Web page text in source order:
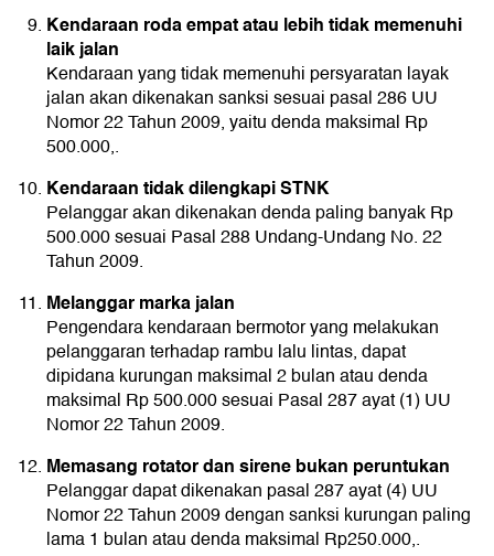
Kendaraan roda empat atau lebih tidak memenuhi
laik jalan
Kendaraan yang tidak memenuhi persyaratan layak
jalan akan dikenakan sanksi sesuai pasal 286 UU
Nomor 22 Tahun 2009, yaitu denda maksimal Rp
500.000,.
Kendaraan tidak dilengkapi STNK
Pelanggar akan dikenakan denda paling banyak Rp
500.000 sesuai Pasal 288 Undang-Undang No. 22
Tahun 2009.
Melanggar marka jalan
Pengendara kendaraan bermotor yang melakukan
pelanggaran terhadap rambu lalu lintas, dapat
dipidana kurungan maksimal 2 bulan atau denda
maksimal Rp 500.000 sesuai Pasal 287 ayat (1) UU
Nomor 22 Tahun 2009.
Memasang rotator dan sirene bukan peruntukan
Pelanggar dapat dikenakan pasal 287 ayat (4) UU
Nomor 22 Tahun 2009 dengan sanksi kurungan paling
lama 1 bulan atau denda maksimal Rp250.000,.